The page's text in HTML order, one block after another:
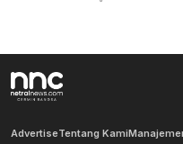
AdvertiseTentang Kami